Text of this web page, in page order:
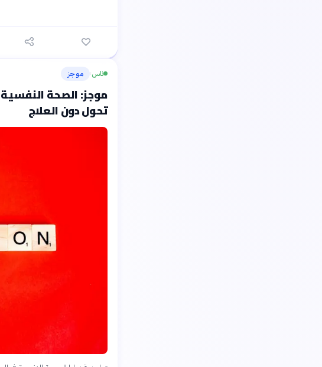
ناس› موجز
موجز: الصحة
تحول دون العلاج